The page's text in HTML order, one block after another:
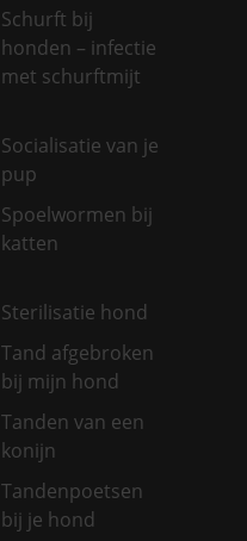
Schurft bij
honden – infectie
met schurftmijt
Socialisatie van je
pup
Spoelwormen bij
katten
Sterilisatie hond
Tand afgebroken
bij mijn hond
Tanden van een
konijn
Tandenpoetsen
bij je hond